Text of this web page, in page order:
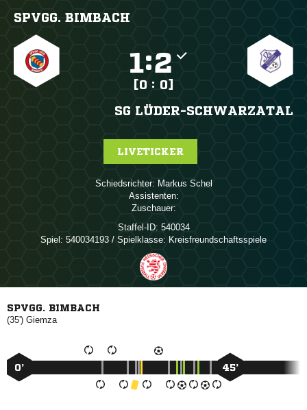
SPVGG. BIMBACH
:
[0 : 0]
SG LÜDER-SCHWARZATAL
LIVETICKER
Schiedsrichter:  
Assistenten:
Zuschauer:
Staffel-ID: 540034
Spiel: 540034193 / Spielklasse: Kreisfreundschaftsspiele
SPVGG. BIMBACH
(35') 
0’ 45’